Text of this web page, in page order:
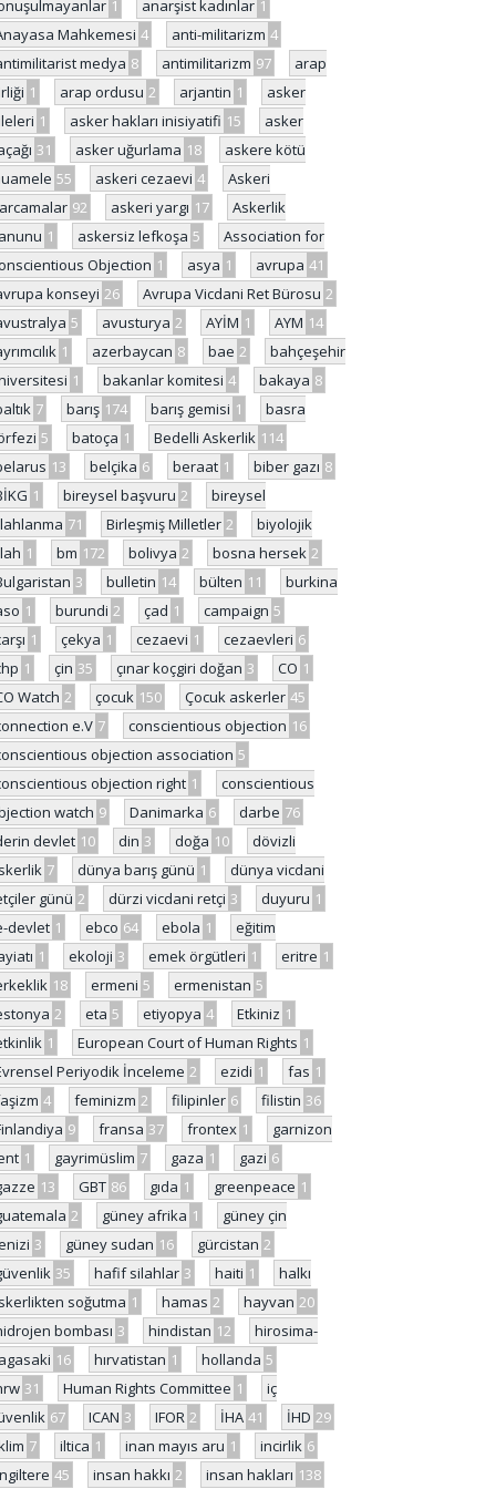
1 anarşist kadınlar 1
Mahkemesi 4 anti-militarizm 4
medya 8 antimilitarizm 97
arap
1 arap ordusu 2 arjantin 1
asker
1 asker hakları inisiyatifi 15
asker
31 asker uğurlama 18
askere kötü
55 askeri cezaevi 4
Askeri
92 askeri yargı 17
Askerlik
1 askersiz lefkoşa 5
Association for
Objection 1 asya 1 avrupa 41
konseyi 26 Avrupa Vicdani Ret Bürosu 2
5 avusturya 2 AYİM 1 AYM 14
1 azerbaycan 8 bae 2
bahçeşehir
1 bakanlar komitesi 4 bakaya 8
7 barış 174 barış gemisi 1
basra
5 batoça 1 Bedelli Askerlik 114
13 belçika 6 beraat 1 biber gazı 8
1 bireysel başvuru 2
bireysel
71 Birleşmiş Milletler 2
biyolojik
1 bm 172 bolivya 2 bosna hersek 2
3 bulletin 14 bülten 11
burkina
1 burundi 2 çad 1 campaign 5
1 çekya 1 cezaevi 1 cezaevleri 6
1 çin 35 çınar koçgiri doğan 3 CO 1
Watch 2 çocuk 150 Çocuk askerler 45
e.V 7 conscientious objection 16
objection association 5
objection right 1
conscientious
watch 9 Danimarka 6 darbe 76
devlet 10 din 3 doğa 10
dövizli
7 dünya barış günü 1
dünya vicdani
günü 2 dürzi vicdani retçi 3 duyuru 1
devlet 1 ebco 64 ebola 1
eğitim
1 ekoloji 3 emek örgütleri 1 eritre 1
18 ermeni 5 ermenistan 5
2 eta 5 etiyopya 4 Etkiniz 1
1 European Court of Human Rights 1
Periyodik İnceleme 2 ezidi 1 fas 1
4 feminizm 2 filipinler 6 filistin 36
9 fransa 37 frontex 1
garnizon
1 gayrimüslim 7 gaza 1 gazi 6
13 GBT 86 gıda 1 greenpeace 1
2 güney afrika 1
güney çin
3 güney sudan 16 gürcistan 2
35 hafif silahlar 3 haiti 1
halkı
soğutma 1 hamas 2 hayvan 20
bombası 3 hindistan 12
hirosima-
16 hırvatistan 1 hollanda 5
31 Human Rights Committee 1
iç
67 ICAN 3 IFOR 2 İHA 41 İHD 29
7 iltica 1 inan mayıs aru 1 incirlik 6
45 insan hakkı 2 insan hakları 138